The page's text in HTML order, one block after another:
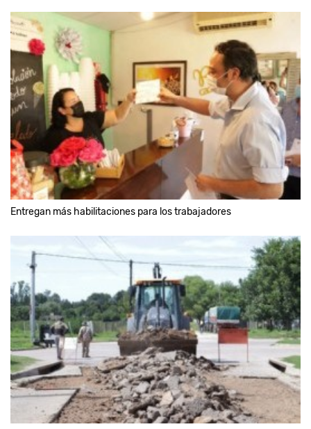
Entregan más habilitaciones para los trabajadores